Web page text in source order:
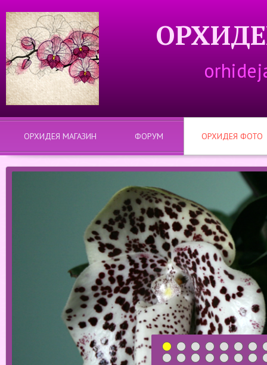
ОРХИДЕЯ МАГАЗИН ФОРУМ ОРХИДЕЯ ФОТО
1 2 3 4 5 6 7
8
19 20 21 22 23 24 25